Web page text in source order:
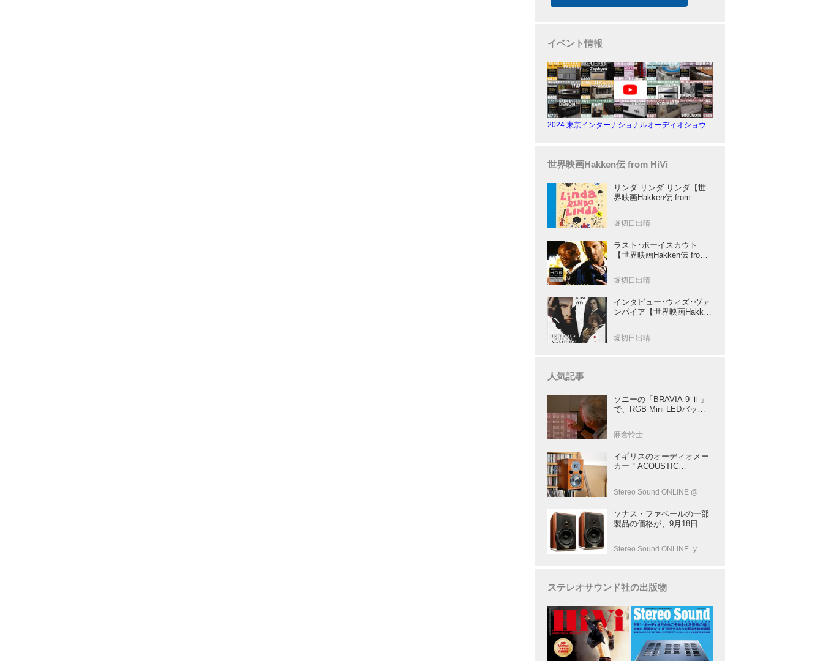
イベント情報
2024 東京インターナショナルオーディオショウ
世界映画Hakken伝 from HiVi
リンダ リンダ リンダ【世
界映画Hakken伝 from
傑作青春学園ストーリー！
堀切日出晴
ラスト･ボーイスカウト
【世界映画Hakken伝 from
が放つ負け犬アクションの
堀切日出晴
インタビュー･ウィズ･ヴァ
ンパイア【世界映画Hakken
督吸血鬼ホラー
堀切日出晴
人気記事
ソニーの「BRAVIA 9 Ⅱ」
で、RGB Mini LEDバック
リー” だ（後）：麻倉怜士
137
麻倉怜士
イギリスのオーディオメー
カー＂ACOUSTIC
「AE1」の40周年記念モデ
Stereo Sound ONLINE @
ソナス・ファベールの一部
製品の価格が、9月18日よ
Stereo Sound ONLINE_y
ステレオサウンド社の出版物